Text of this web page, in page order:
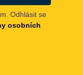
Odhlásit se
osobních